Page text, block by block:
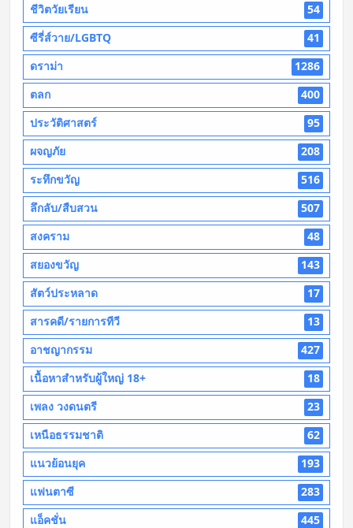
ชีวิตวัยเรียน
54
ซีรี่ส์วาย/LGBTQ
41
ดราม่า
1286
ตลก
400
ประวัติศาสตร์
95
ผจญภัย
208
ระทึกขวัญ
516
ลึกลับ/สืบสวน
507
สงคราม
48
สยองขวัญ
143
สัตว์ประหลาด
17
สารคดี/รายการทีวี
13
อาชญากรรม
427
เนื้อหาสำหรับผู้ใหญ่ 18+
18
เพลง วงดนตรี
23
เหนือธรรมชาติ
62
แนวย้อนยุค
193
แฟนตาซี
283
แอ็คชั่น
445